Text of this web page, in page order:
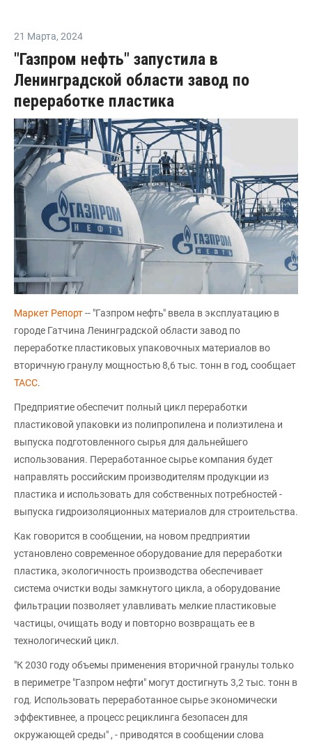
21 Марта, 2024
"Газпром нефть" запустила в
Ленинградской области завод по
переработке пластика
Маркет Репорт-- "Газпром нефть" ввела в эксплуатацию в
городе Гатчина Ленинградской области завод по
переработке пластиковых упаковочных материалов во
вторичную гранулу мощностью 8,6 тыс. тонн в год, сообщает
ТАСС.
Предприятие обеспечит полный цикл переработки
пластиковой упаковки из полипропилена и полиэтилена и
выпуска подготовленного сырья для дальнейшего
использования. Переработанное сырье компания будет
направлять российским производителям продукции из
пластика и использовать для собственных потребностей -
выпуска гидроизоляционных материалов для строительства.
Как говорится в сообщении, на новом предприятии
установлено современное оборудование для переработки
пластика, экологичность производства обеспечивает
система очистки воды замкнутого цикла, а оборудование
фильтрации позволяет улавливать мелкие пластиковые
частицы, очищать воду и повторно возвращать ее в
технологический цикл.
"К 2030 году объемы применения вторичной гранулы только
в периметре "Газпром нефти" могут достигнуть 3,2 тыс. тонн в
год. Использовать переработанное сырье экономически
эффективнее, а процесс рециклинга безопасен для
окружающей среды" , - приводятся в сообщении слова